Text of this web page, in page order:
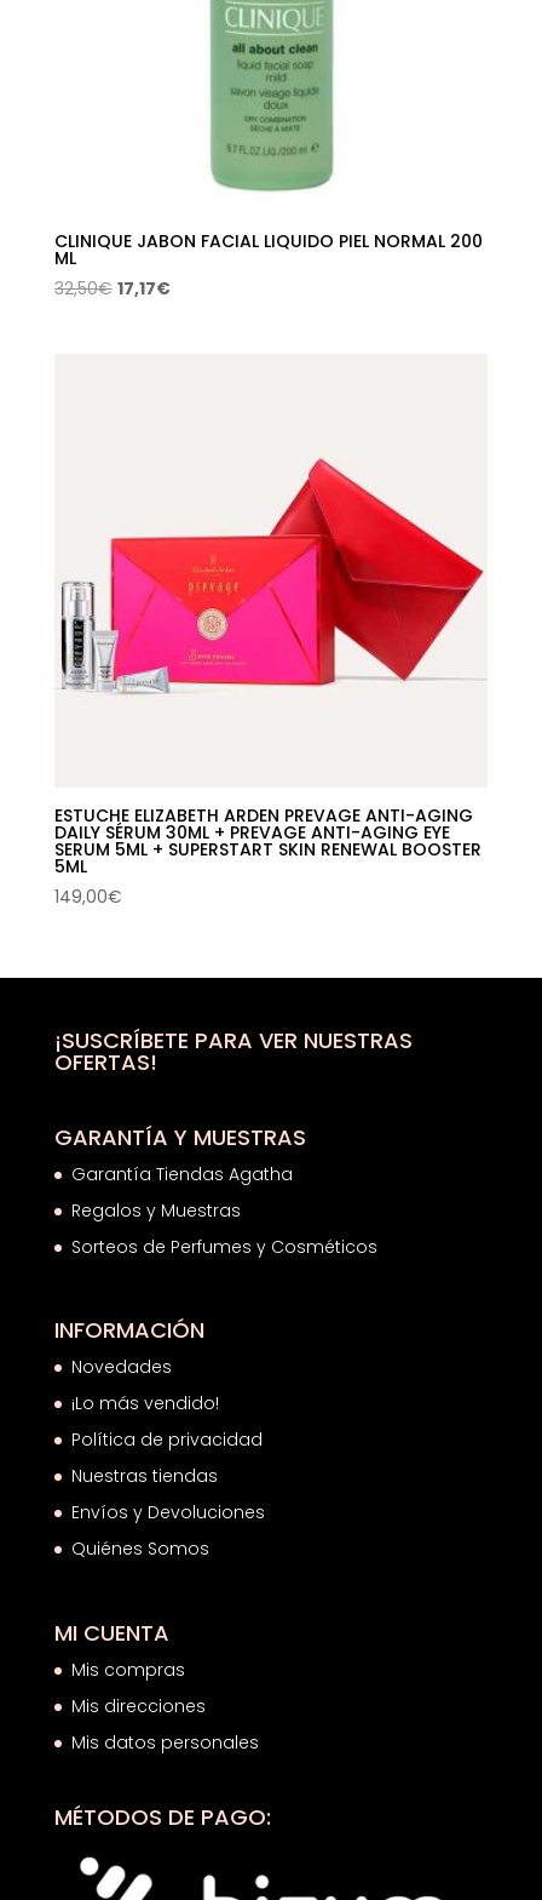
CLINIQUE JABON FACIAL LIQUIDO PIEL NORMAL 200
ML
32,50€ El
17,17€El
ESTUCHE ELIZABETH ARDEN PREVAGE ANTI-AGING
DAILY SÉRUM 30ML + PREVAGE ANTI-AGING EYE
SERUM 5ML + SUPERSTART SKIN RENEWAL BOOSTER
5ML
149,00€
¡SUSCRÍBETE PARA VER NUESTRAS
OFERTAS!
GARANTÍA Y MUESTRAS
Garantía Tiendas Agatha
Regalos y Muestras
Sorteos de Perfumes y Cosméticos
INFORMACIÓN
Novedades
¡Lo más vendido!
Política de privacidad
Nuestras tiendas
Envíos y Devoluciones
Quiénes Somos
MI CUENTA
Mis compras
Mis direcciones
Mis datos personales
MÉTODOS DE PAGO: